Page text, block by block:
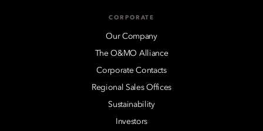
CORPORATE
Our Company
The O&MO Alliance
Corporate Contacts
Regional Sales Offices
Sustainability
Investors